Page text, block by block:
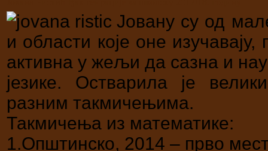
Јовану су од
и области које оне
активна у жељи да сазна и
језике. Остварила је
разним такмичењима.
Такмичења из математике:
1.Општинско, 2014 – прво